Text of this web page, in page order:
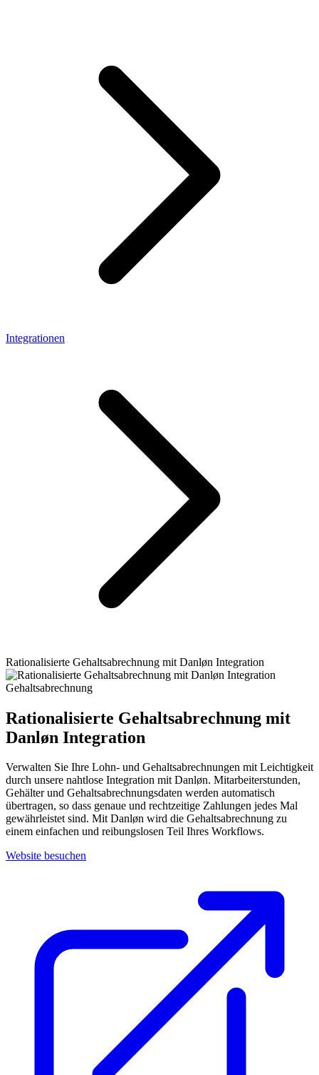
Integrationen
Rationalisierte Gehaltsabrechnung mit Danløn Integration
Gehaltsabrechnung
Rationalisierte Gehaltsabrechnung mit
Danløn Integration
Verwalten Sie Ihre Lohn- und Gehaltsabrechnungen mit Leichtigkeit
durch unsere nahtlose Integration mit Danløn. Mitarbeiterstunden,
Gehälter und Gehaltsabrechnungsdaten werden automatisch
übertragen, so dass genaue und rechtzeitige Zahlungen jedes Mal
gewährleistet sind. Mit Danløn wird die Gehaltsabrechnung zu
einem einfachen und reibungslosen Teil Ihres Workflows.
Website besuchen